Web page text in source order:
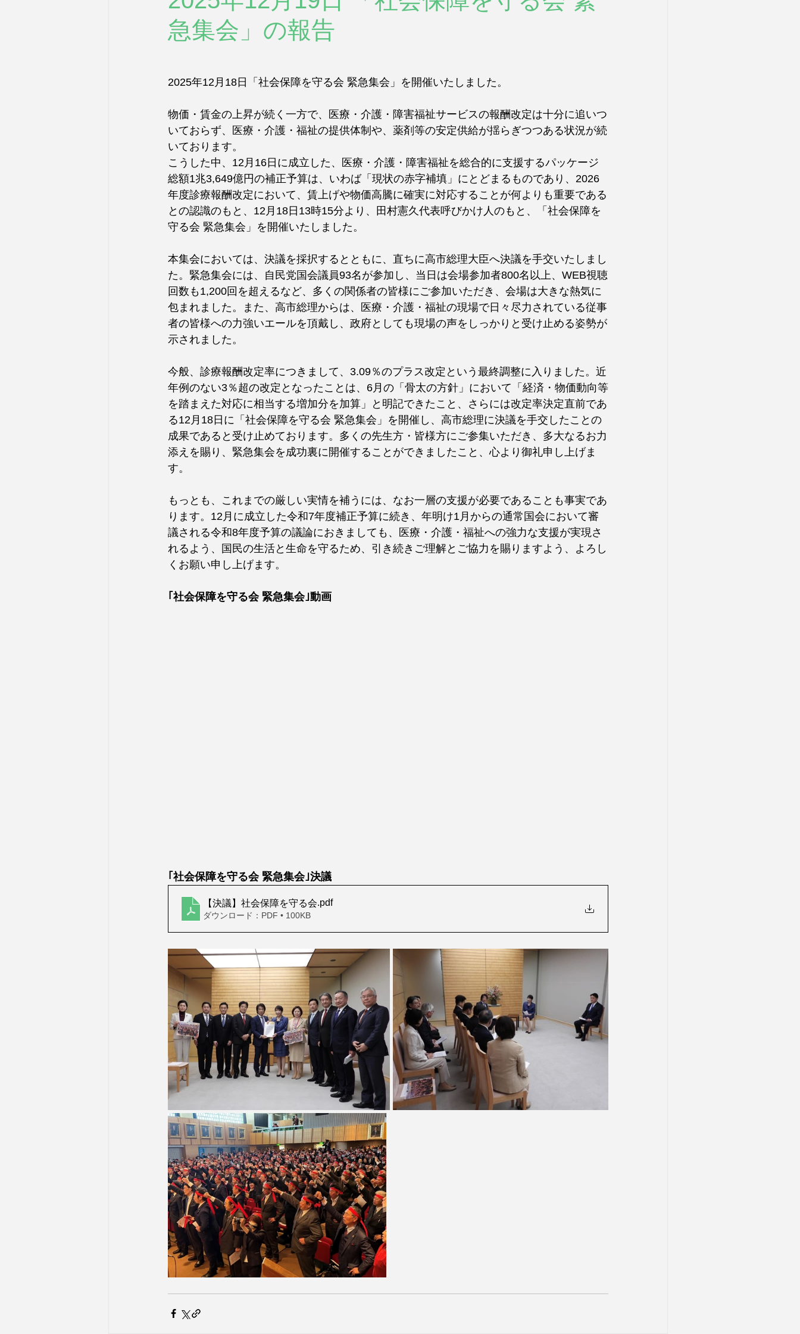
急集会」の報告
2025年12月18日「社会保障を守る会 緊急集会」を開催いたしました。
物価・賃金の上昇が続く一方で、医療・介護・障害福祉サービスの報酬改定は十分に追いつ
いておらず、医療・介護・福祉の提供体制や、薬剤等の安定供給が揺らぎつつある状況が続
いております。
こうした中、12月16日に成立した、医療・介護・障害福祉を総合的に支援するパッケージ
総額1兆3,649億円の補正予算は、いわば「現状の赤字補填」にとどまるものであり、2026
年度診療報酬改定において、賃上げや物価高騰に確実に対応することが何よりも重要である
との認識のもと、12月18日13時15分より、田村憲久代表呼びかけ人のもと、「社会保障を
守る会 緊急集会」を開催いたしました。
本集会においては、決議を採択するとともに、直ちに高市総理大臣へ決議を手交いたしまし
た。緊急集会には、自民党国会議員93名が参加し、当日は会場参加者800名以上、WEB視聴
回数も1,200回を超えるなど、多くの関係者の皆様にご参加いただき、会場は大きな熱気に
包まれました。また、高市総理からは、医療・介護・福祉の現場で日々尽力されている従事
者の皆様への力強いエールを頂戴し、政府としても現場の声をしっかりと受け止める姿勢が
示されました。
今般、診療報酬改定率につきまして、3.09％のプラス改定という最終調整に入りました。近
年例のない3％超の改定となったことは、6月の「骨太の方針」において「経済・物価動向等
を踏まえた対応に相当する増加分を加算」と明記できたこと、さらには改定率決定直前であ
る12月18日に「社会保障を守る会 緊急集会」を開催し、高市総理に決議を手交したことの
成果であると受け止めております。多くの先生方・皆様方にご参集いただき、多大なるお力
添えを賜り、緊急集会を成功裏に開催することができましたこと、心より御礼申し上げま
す。
もっとも、これまでの厳しい実情を補うには、なお一層の支援が必要であることも事実であ
ります。12月に成立した令和7年度補正予算に続き、年明け1月からの通常国会において審
議される令和8年度予算の議論におきましても、医療・介護・福祉への強力な支援が実現さ
れるよう、国民の生活と生命を守るため、引き続きご理解とご協力を賜りますよう、よろし
くお願い申し上げます。
｢社会保障を守る会 緊急集会｣動画
｢社会保障を守る会 緊急集会｣決議
【決議】社会保障を守る会.pdf
ダウンロード：PDF • 100KB